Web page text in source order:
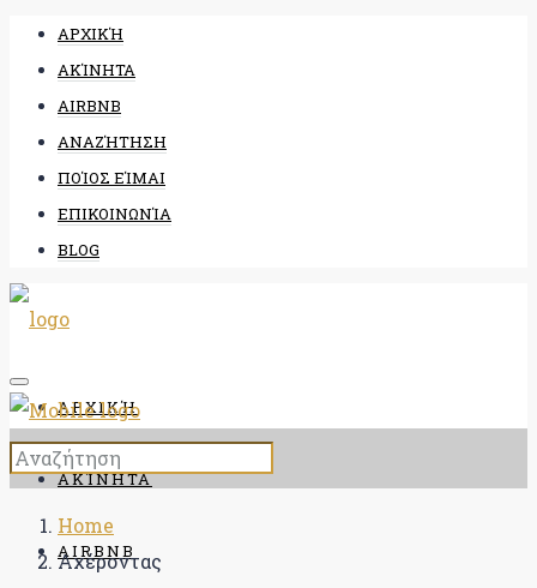
ΑΡΧΙΚΉ
ΑΚΊΝΗΤΑ
AIRBNB
ΑΝΑΖΉΤΗΣΗ
ΠΟΊΟΣ ΕΊΜΑΙ
ΕΠΙΚΟΙΝΩΝΊΑ
BLOG
ΑΡΧΙΚΉ
ΑΚΊΝΗΤΑ
AIRBNB
Home
Αχέροντας